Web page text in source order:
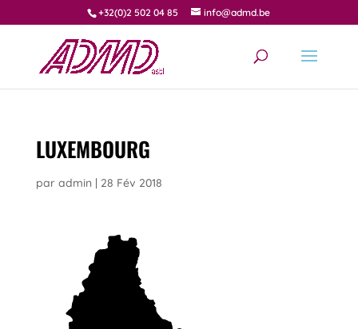
+32(0)2 502 04 85 info@admd.be
LUXEMBOURG
par admin | 28 Fév 2018